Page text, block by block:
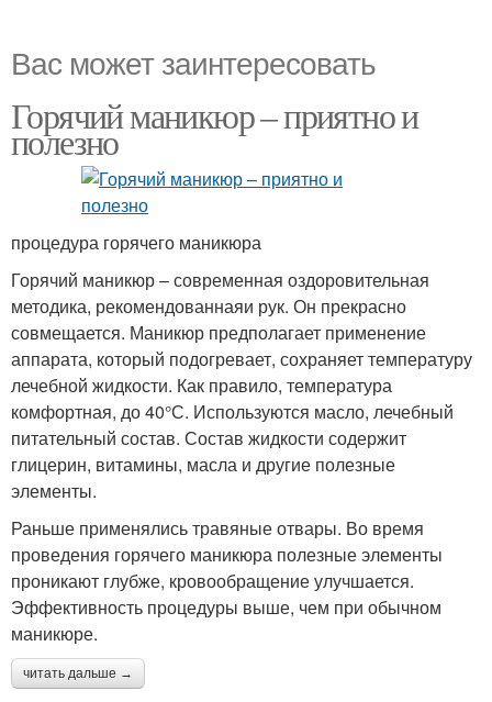
Вас может заинтересовать
Горячий маникюр – приятно и
полезно
процедура горячего маникюра
Горячий маникюр – современная оздоровительная
методика, рекомендованнаяи рук. Он прекрасно
совмещается. Маникюр предполагает применение
аппарата, который подогревает, сохраняет температуру
лечебной жидкости. Как правило, температура
комфортная, до 40°С. Используются масло, лечебный
питательный состав. Состав жидкости содержит
глицерин, витамины, масла и другие полезные
элементы.
Раньше применялись травяные отвары. Во время
проведения горячего маникюра полезные элементы
проникают глубже, кровообращение улучшается.
Эффективность процедуры выше, чем при обычном
маникюре.
читать дальше →